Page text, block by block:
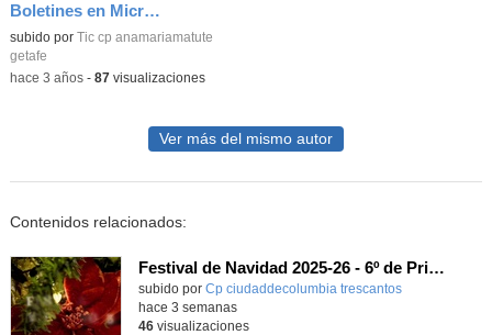
Boletines en Microsoft 365 (revisado 22-23)
subido por Tic cp anamariamatute
getafe
-hace 3 años- 87visualizaciones
Ver más del mismo autor
Contenidos relacionados:
Festival de Navidad 2025-26 - 6º de Primaria
subido por Cp ciudaddecolumbia trescantos-
hace 3 semanas
46visualizaciones